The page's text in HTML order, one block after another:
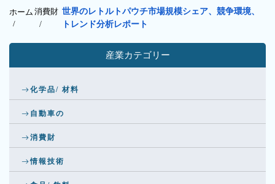
ホーム
/
消費財
/
世界のレトルトパウチ市場規模シェア、競争環境、
トレンド分析レポート
産業カテゴリー
化学品/ 材料
自動車の
消費財
情報技術